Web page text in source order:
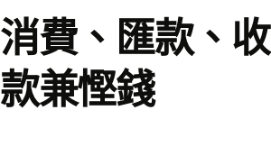
消費、匯款、收
款兼慳錢